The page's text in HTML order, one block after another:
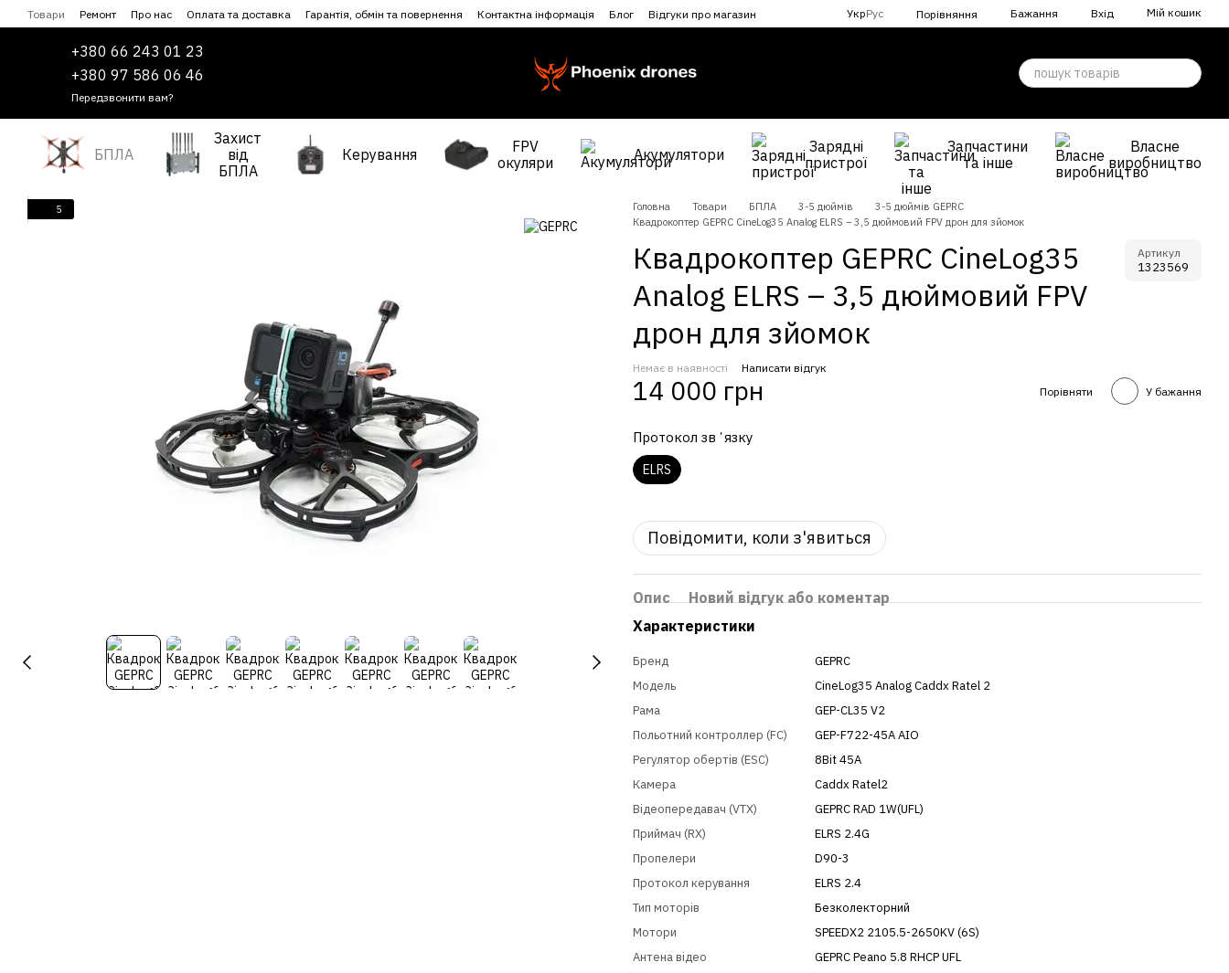
Перейти до основного контенту
Товари Ремонт Про нас Оплата та доставка Гарантія, обмін та повернення Контактна інформація Блог
Відгуки про магазин
Співпраця
Угода користувача
УкрРус Порівняння Бажання Вхід Мій кошик
+380 66 243 01 23
+380 97 586 06 46
Передзвонити вам?
БПЛА
Захист
від
БПЛА
Керування
FPV
окуляри
Акумулятори
Зарядні
пристрої
Запчастини
та інше
Власне
виробництво
5 Головна Товари БПЛА 3-5 дюймів
3-5 дюймів GEPRC
Квадрокоптер GEPRC CineLog35 Analog ELRS – 3,5 дюймовий FPV дрон для зйомок
Квадрокоптер GEPRC CineLog35
Analog ELRS – 3,5 дюймовий FPV
дрон для зйомок
Артикул
1323569
Немає в наявності Написати відгук
14 000 грн Порівняти У бажання
Протокол звʼязку
ELRS
Повідомити, коли з'явиться
Опис
Новий відгук або коментар
Характеристики
Бренд
GEPRC
Модель
CineLog35 Analog Caddx Ratel 2
Рама
GEP-CL35 V2
Польотний контроллер (FC)
GEP-F722-45A AIO
Регулятор обертів (ESC)
8Bit 45A
Камера
Caddx Ratel2
Відеопередавач (VTX)
GEPRC RAD 1W(UFL)
Приймач (RX)
ELRS 2.4G
Пропелери
D90-3
Протокол керування
ELRS 2.4
Тип моторів
Безколекторний
Мотори
SPEEDX2 2105.5-2650KV (6S)
Антена відео
GEPRC Peano 5.8 RHCP UFL